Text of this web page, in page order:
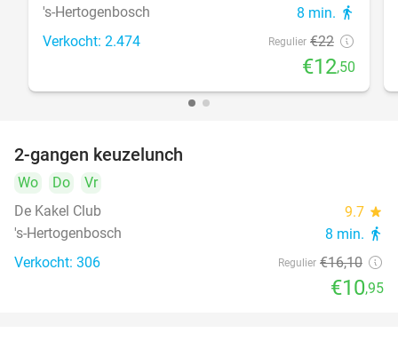
's-Hertogenbosch 8 min. directions_walk
Verkocht: 2.474 Regulier €22
€12,50
2-gangen keuzelunch
Wo Do
Vr
De Kakel Club
9.7 star
's-Hertogenbosch 8 min. directions_walk
Verkocht: 306 Regulier €16,10
€10,95